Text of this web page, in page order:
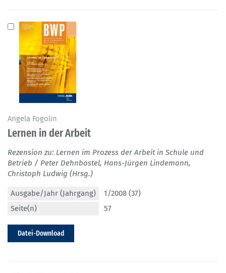
Angela Fogolin
Lernen in der Arbeit
Rezension zu: Lernen im Prozess der Arbeit in Schule und
Betrieb / Peter Dehnbostel, Hans-Jürgen Lindemann,
Christoph Ludwig (Hrsg.)
Ausgabe/Jahr (Jahrgang)
1/2008 (37)
Seite(n)
57
Datei-Download